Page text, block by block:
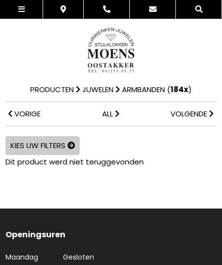
PRODUCTEN JUWELEN ARMBANDEN (184x)
VORIGE ALL VOLGENDE
KIES UW FILTERS
Dit product werd niet teruggevonden
Openingsuren
Maandag
Gesloten